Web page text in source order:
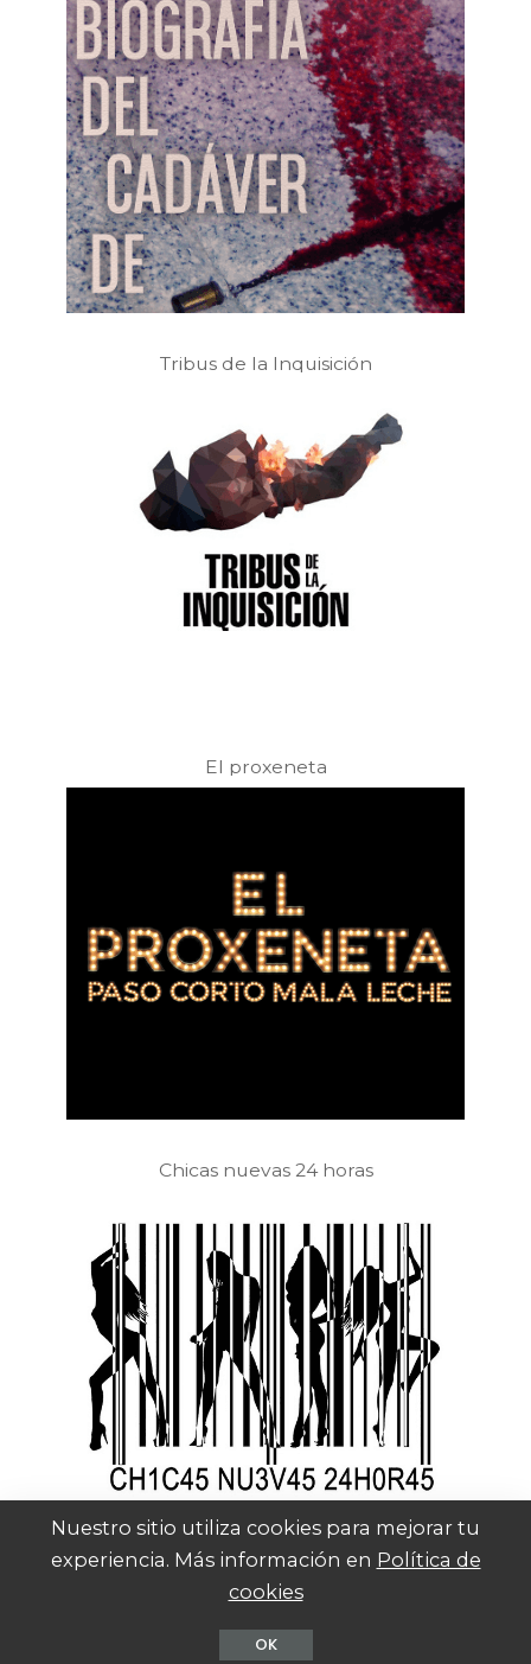
Tribus de la Inquisición
El proxeneta
Chicas nuevas 24 horas
© Mafalda Entertainment SL
Nuestro sitio utiliza cookies para mejorar tu
experiencia. Más información en Política de
cookies
OK